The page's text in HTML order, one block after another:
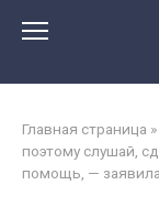
Главная страница »
поэтому слушай,
помощь, — заявила